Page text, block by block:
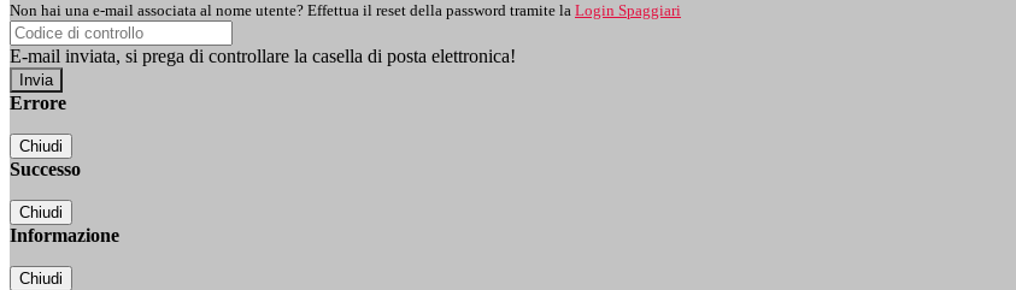
Non hai una e-mail associata al nome utente? Effettua il reset della password tramite la Login Spaggiari
E-mail inviata, si prega di controllare la casella di posta elettronica!
Errore
Chiudi
Successo
Chiudi
Informazione
Chiudi